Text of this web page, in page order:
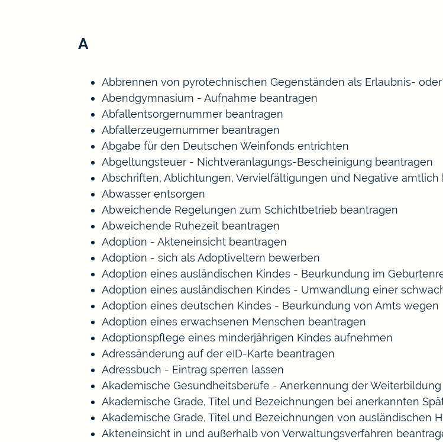
A
Abbrennen von pyrotechnischen Gegenständen als Erlaubnis-
Abendgymnasium - Aufnahme beantragen
Abfallentsorgernummer beantragen
Abfallerzeugernummer beantragen
Abgabe für den Deutschen Weinfonds entrichten
Abgeltungsteuer - Nichtveranlagungs-Bescheinigung beantragen
Abschriften, Ablichtungen, Vervielfältigungen und Negative amtlich
Abwasser entsorgen
Abweichende Regelungen zum Schichtbetrieb beantragen
Abweichende Ruhezeit beantragen
Adoption - Akteneinsicht beantragen
Adoption - sich als Adoptiveltern bewerben
Adoption eines ausländischen Kindes - Beurkundung im
Adoption eines ausländischen Kindes - Umwandlung einer
Adoption eines deutschen Kindes - Beurkundung von Amts wegen
Adoption eines erwachsenen Menschen beantragen
Adoptionspflege eines minderjährigen Kindes aufnehmen
Adressänderung auf der eID-Karte beantragen
Adressbuch - Eintrag sperren lassen
Akademische Gesundheitsberufe - Anerkennung der
Akademische Grade, Titel und Bezeichnungen bei anerkannten
Akademische Grade, Titel und Bezeichnungen von ausländischen
Akteneinsicht in und außerhalb von Verwaltungsverfahren